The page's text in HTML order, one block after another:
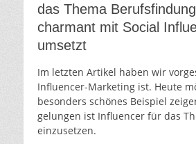
das Thema
charmant mit Social
umsetzt
Im letzten Artikel haben wir
Influencer-Marketing ist. Heute
besonders schönes Beispiel
gelungen ist Influencer für das
einzusetzen.